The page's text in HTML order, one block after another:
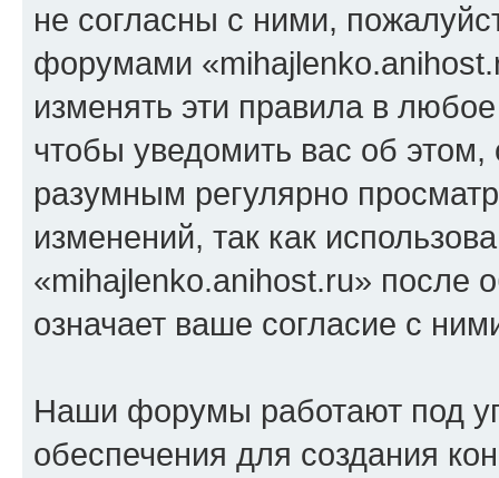
не согласны с ними,
форумами
изменять эти правила в
чтобы уведомить вас об
разумным регулярно
изменений, так как
«mihajlenko.anihost.ru» после
означает ваше согласие с
Наши форумы работают под
обеспечения для создания